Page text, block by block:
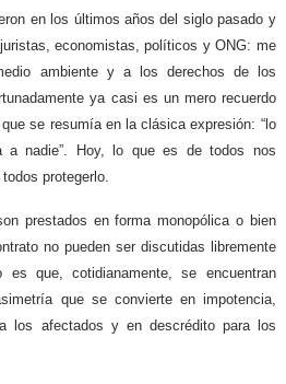
en los últimos años del siglo pasado y
juristas, economistas, políticos y ONG: me
ambiente y a los derechos de los
ya casi es un mero recuerdo
se resumía en la clásica expresión: “lo
a nadie”. Hoy, lo que es de todos nos
protegerlo.
prestados en forma monopólica o bien
no pueden ser discutidas libremente
que, cotidianamente, se encuentran
que se convierte en impotencia,
los afectados y en descrédito para los